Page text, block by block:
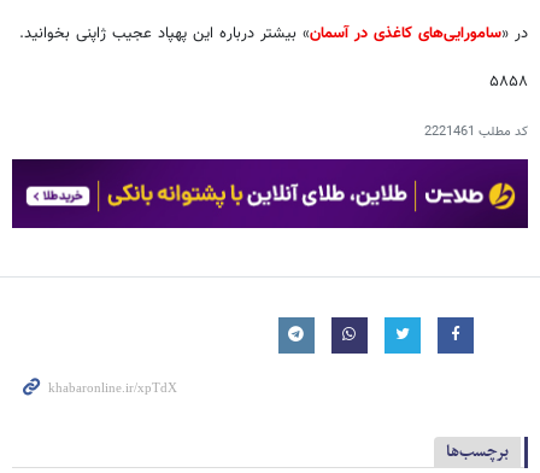
در «سامورایی‌های کاغذی در آسمان» بیشتر درباره این پهپاد عجیب ژاپنی بخوانید.
۵۸۵۸
کد مطلب 2221461
برچسب‌ها